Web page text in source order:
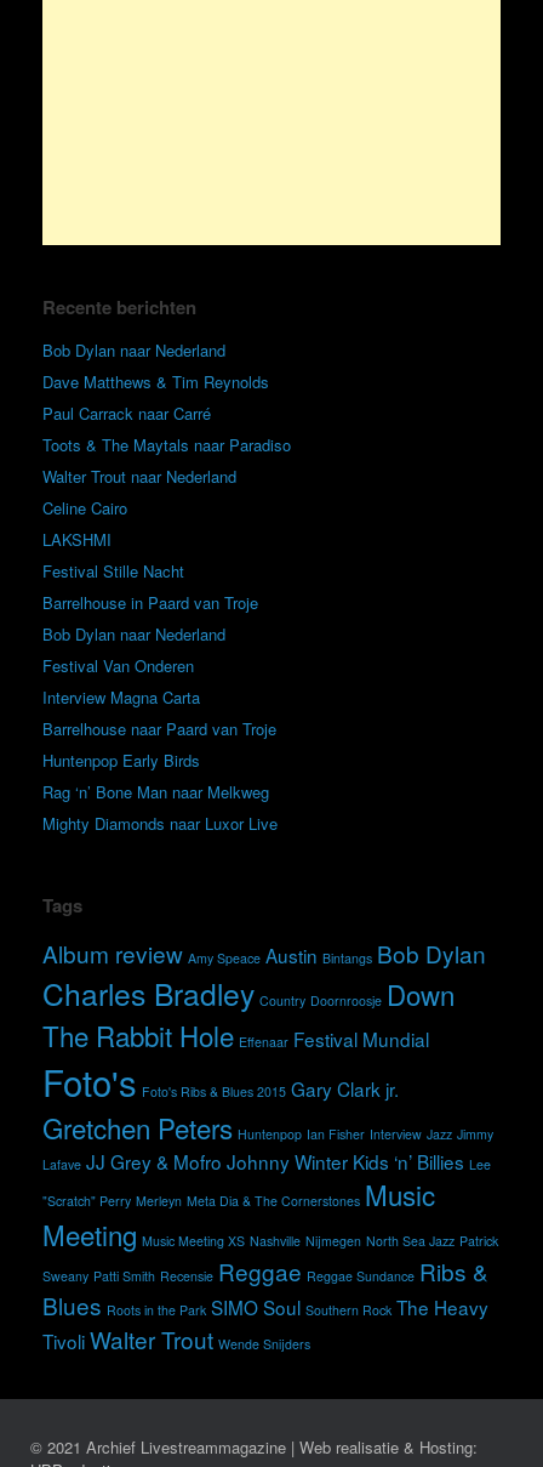
Recente berichten
Bob Dylan naar Nederland
Dave Matthews & Tim Reynolds
Paul Carrack naar Carré
Toots & The Maytals naar Paradiso
Walter Trout naar Nederland
Celine Cairo
LAKSHMI
Festival Stille Nacht
Barrelhouse in Paard van Troje
Bob Dylan naar Nederland
Festival Van Onderen
Interview Magna Carta
Barrelhouse naar Paard van Troje
Huntenpop Early Birds
Rag ‘n’ Bone Man naar Melkweg
Mighty Diamonds naar Luxor Live
Tags
Album review Amy Speace Austin Bintangs Bob Dylan
Charles Bradley Country Doornroosje Down
The Rabbit Hole Effenaar Festival Mundial
Foto's Foto's Ribs & Blues 2015 Gary Clark jr.
Gretchen Peters Huntenpop Ian Fisher Interview Jazz Jimmy
Lafave JJ Grey & Mofro Johnny Winter Kids ‘n’ Billies Lee
"Scratch" Perry Merleyn Meta Dia & The Cornerstones Music
Meeting Music Meeting XS Nashville Nijmegen North Sea Jazz Patrick
Sweany Patti Smith Recensie Reggae Reggae Sundance Ribs &
Blues Roots in the Park SIMOSoul Southern Rock The Heavy
TivoliWalter Trout Wende Snijders
© 2021 Archief Livestreammagazine | Web realisatie & Hosting: